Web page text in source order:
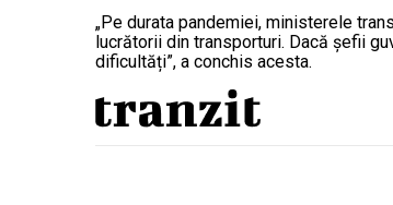
„Pe durata pandemiei, ministerele
lucrătorii din transporturi. Dacă șefii
dificultăți”, a conchis acesta.